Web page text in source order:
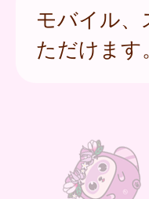
モバイル
ただけます。